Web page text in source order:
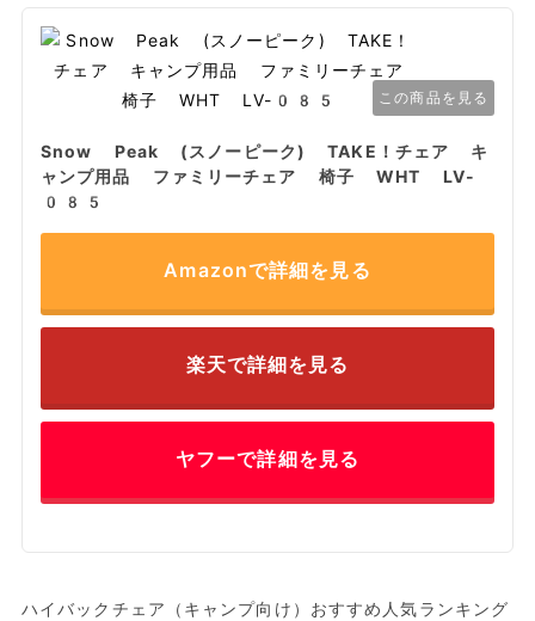
この商品を見る
Snow Peak (スノーピーク) TAKE！チェア キ
ャンプ用品 ファミリーチェア 椅子 WHT LV-
085
Amazonで詳細を見る
楽天で詳細を見る
ヤフーで詳細を見る
ハイバックチェア（キャンプ向け）おすすめ人気ランキング